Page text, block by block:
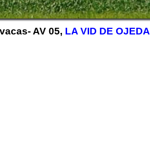
AV 05, LA VID DE OJEDA